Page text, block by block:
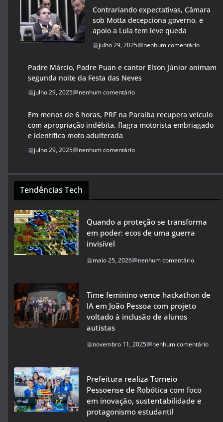
Contrariando expectativas, Câmara
sob Motta decepciona governo, e
apoio a Lula tem leve queda
julho 29, 2025 nenhum comentário
Padre Márcio, Padre Puan e cantor Elson Júnior animam
segunda noite da Festa das Neves
julho 29, 2025 nenhum comentário
Em menos de 6 horas, PRF na Paraíba recupera veículo
com apropriação indébita, flagra motorista embriagado
e identifica moto adulterada
julho 29, 2025 nenhum comentário
Tendências Tech
Quando a proteção se transforma
em poder: ecos de uma guerra
invisível
maio 25, 2026 nenhum comentário
Time feminino vence hackathon de
IA em João Pessoa com projeto
voltado à inclusão de alunos
autistas
novembro 11, 2025 nenhum comentário
Prefeitura realiza Torneio
Pessoense de Robótica com foco
em inovação, sustentabilidade e
protagonismo estudantil